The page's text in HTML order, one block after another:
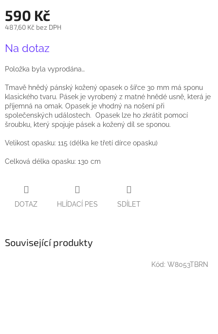
590 Kč
487,60 Kč bez DPH
cena:
Na dotaz
Položka byla vyprodána…
Tmavě hnědý pánský kožený opasek o šířce 30 mm má sponu
klasického tvaru. Pásek je vyrobený z matné hnědé usně, která je
příjemná na omak. Opasek je vhodný na nošení při
společenských událostech. Opasek lze ho zkrátit pomocí
šroubku, který spojuje pásek a kožený díl se sponou.
Velikost opasku: 115 (délka ke třetí dírce opasku)
Celková délka opasku: 130 cm
DOTAZ HLÍDACÍ PES SDÍLET
Související produkty
Kód: W8053TBRN